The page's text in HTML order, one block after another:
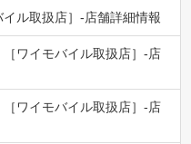
ル取扱店］-店舗詳細情報
ワイモバイル取扱店］-店
ワイモバイル取扱店］-店